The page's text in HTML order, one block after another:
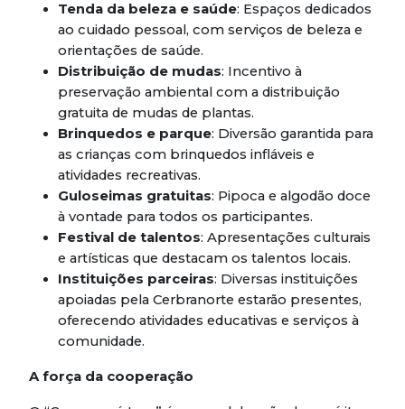
Tenda da beleza e saúde: Espaços dedicados
ao cuidado pessoal, com serviços de beleza e
orientações de saúde.
Distribuição de mudas: Incentivo à
preservação ambiental com a distribuição
gratuita de mudas de plantas.
Brinquedos e parque: Diversão garantida para
as crianças com brinquedos infláveis e
atividades recreativas.
Guloseimas gratuitas: Pipoca e algodão doce
à vontade para todos os participantes.
Festival de talentos: Apresentações culturais
e artísticas que destacam os talentos locais.
Instituições parceiras: Diversas instituições
apoiadas pela Cerbranorte estarão presentes,
oferecendo atividades educativas e serviços à
comunidade.
A força da cooperação